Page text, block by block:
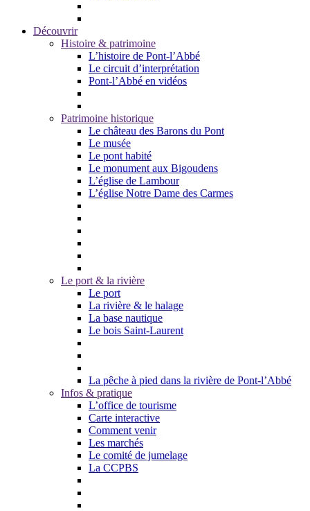
Découvrir
Histoire & patrimoine
L’histoire de Pont-l’Abbé
Le circuit d’interprétation
Pont-l’Abbé en vidéos
Patrimoine historique
Le château des Barons du Pont
Le musée
Le pont habité
Le monument aux Bigoudens
L’église de Lambour
L’église Notre Dame des Carmes
Le port & la rivière
Le port
La rivière & le halage
La base nautique
Le bois Saint-Laurent
La pêche à pied dans la rivière de Pont-l’Abbé
Infos & pratique
L’office de tourisme
Carte interactive
Comment venir
Les marchés
Le comité de jumelage
La CCPBS